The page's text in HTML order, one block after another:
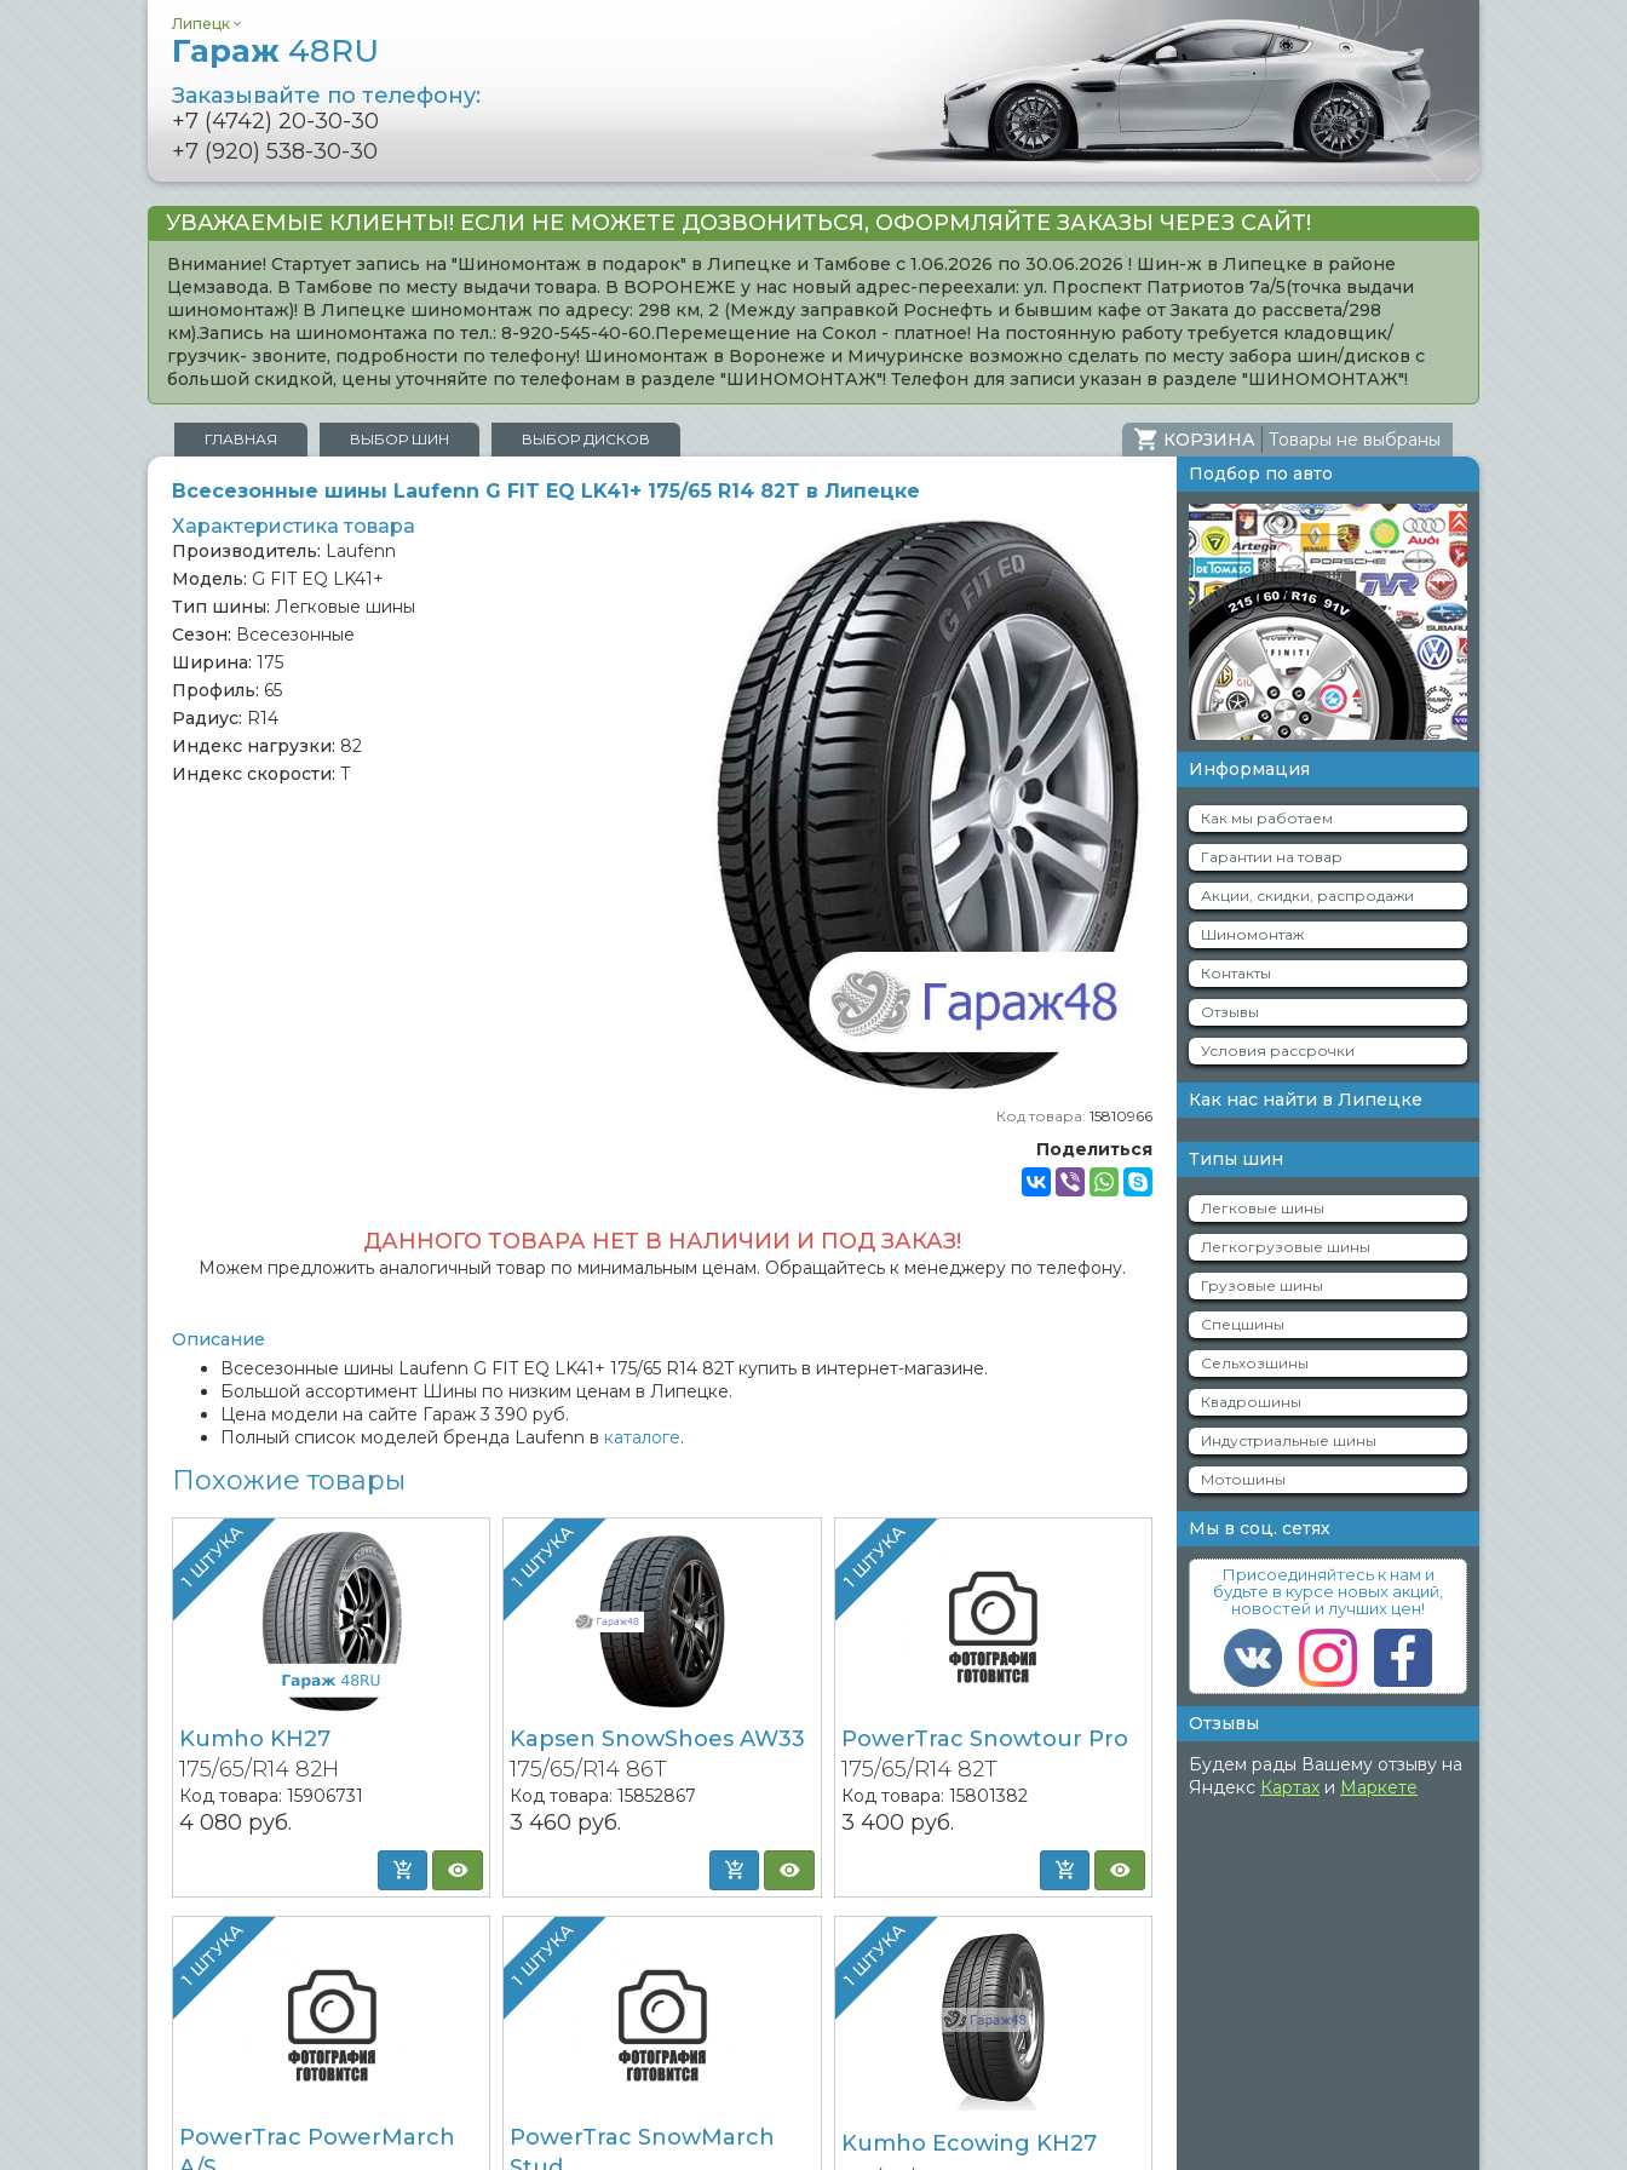
Липецк
Гараж 48RU
Заказывайте по телефону:
+7 (4742) 20-30-30
+7 (920) 538-30-30
УВАЖАЕМЫЕ КЛИЕНТЫ! ЕСЛИ НЕ МОЖЕТЕ ДОЗВОНИТЬСЯ, ОФОРМЛЯЙТЕ ЗАКАЗЫ ЧЕРЕЗ САЙТ!
Внимание! Стартует запись на "Шиномонтаж в подарок" в Липецке и Тамбове с 1.06.2026 по 30.06.2026 ! Шин-ж в Липецке в районе
Цемзавода. В Тамбове по месту выдачи товара. В ВОРОНЕЖЕ у нас новый адрес-переехали: ул. Проспект Патриотов 7а/5(точка выдачи
шиномонтаж)! В Липецке шиномонтаж по адресу: 298 км, 2 (Между заправкой Роснефть и бывшим кафе от Заката до рассвета/298
км).Запись на шиномонтажа по тел.: 8-920-545-40-60.Перемещение на Сокол - платное! На постоянную работу требуется кладовщик/
грузчик- звоните, подробности по телефону! Шиномонтаж в Воронеже и Мичуринске возможно сделать по месту забора шин/дисков с
большой скидкой, цены уточняйте по телефонам в разделе "ШИНОМОНТАЖ"! Телефон для записи указан в разделе "ШИНОМОНТАЖ"!
ГЛАВНАЯ ВЫБОР ШИН ВЫБОР ДИСКОВ КОРЗИНА Товары не выбраны
Всесезонные шины Laufenn G FIT EQ LK41+ 175/65 R14 82T в Липецке
Характеристика товара
Производитель: Laufenn
Модель: G FIT EQ LK41+
Тип шины: Легковые шины
Сезон: Всесезонные
Ширина: 175
Профиль: 65
Радиус: R14
Индекс нагрузки: 82
Индекс скорости: T
Код товара: 15810966
Поделиться
ДАННОГО ТОВАРА НЕТ В НАЛИЧИИ И ПОД ЗАКАЗ!
Можем предложить аналогичный товар по минимальным ценам. Обращайтесь к менеджеру по телефону.
Описание
Всесезонные шины Laufenn G FIT EQ LK41+ 175/65 R14 82T купить в интернет-магазине.
Большой ассортимент Шины по низким ценам в Липецке.
Цена модели на сайте Гараж 3 390 руб.
Полный список моделей бренда Laufenn в каталоге.
Похожие товары
1 ШТУКА
Kumho KH27
175/65/R14 82H
Код товара: 15906731
4 080 руб.
1 ШТУКА
Kapsen SnowShoes AW33
175/65/R14 86T
Код товара:15852867
3 460 руб.
1 ШТУКА
PowerTrac Snowtour Pro
175/65/R14 82T
Код товара: 15801382
3 400 руб.
1 ШТУКА
PowerTrac PowerMarch
1 ШТУКА
PowerTrac SnowMarch
1 ШТУКА
Kumho Ecowing KH27
Подбор по авто
Информация
Как мы работаем
Гарантии на товар
Акции, скидки, распродажи
Шиномонтаж
Контакты
Отзывы
Условия рассрочки
Как нас найти в Липецке
Типы шин
Легковые шины
Легкогрузовые шины
Грузовые шины
Спецшины
Сельхозшины
Квадрошины
Индустриальные шины
Мотошины
Мы в соц. сетях
Присоединяйтесь к нам и
будьте в курсе новых акций,
новостей и лучших цен!
Отзывы
Будем рады Вашему отзыву на
Яндекс Картах и Маркете